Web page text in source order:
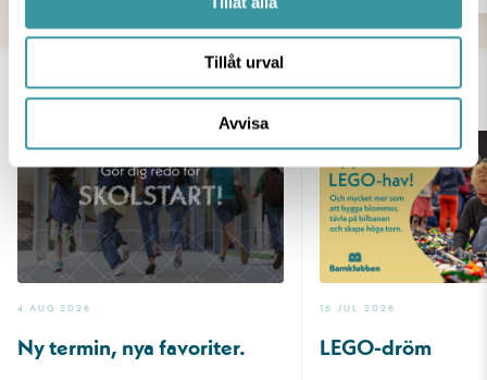
Tillåt urval
Avvisa
AKTUELLT
4 AUG 2026
Ny termin, nya favoriter.
16 JUL 2026
LEGO-dröm